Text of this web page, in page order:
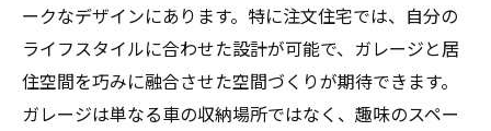
ークなデザインにあります。特に注文住宅では、自分の
ライフスタイルに合わせた設計が可能で、ガレージと居
住空間を巧みに融合させた空間づくりが期待できます。
ガレージは単なる車の収納場所ではなく、趣味のスペー